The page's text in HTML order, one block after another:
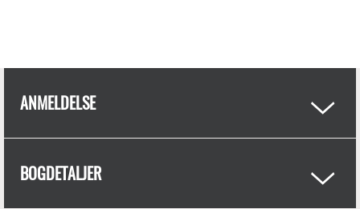
ANMELDELSE
BOGDETALJER